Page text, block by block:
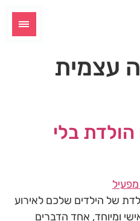
עצמית
הולדת בלי
של הילדים שלכם לאירוע
ומיוחד, אחד הדברים